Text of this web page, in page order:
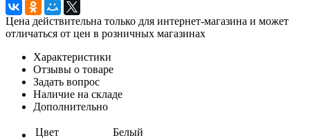
Цена действительна только для интернет-магазина и может
отличаться от цен в розничных магазинах
Характеристики
Отзывы о товаре
Задать вопрос
Наличие на складе
Дополнительно
Цвет
Белый